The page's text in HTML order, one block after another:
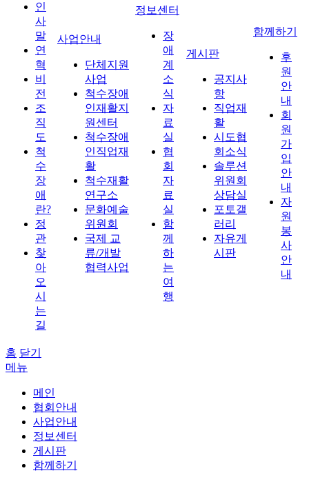
인
사
말
연
혁
비
전
조
직
도
척
수
장
애
란?
정
관
찾
아
오
시
는
길
사업안내
단체지원
사업
척수장애
인재활지
원센터
척수장애
인직업재
활
척수재활
연구소
문화예술
위원회
국제 교
류/개발
협력사업
정보센터
장
애
계
소
식
자
료
실
협
회
자
료
실
함
께
하
는
여
행
게시판
공지사
항
직업재
활
시도협
회소식
솔루션
위원회
상담실
포토갤
러리
자유게
시판
함께하기
후
원
안
내
회
원
가
입
안
내
자
원
봉
사
안
내
홈 닫기
메뉴
메인
협회안내
사업안내
정보센터
게시판
함께하기